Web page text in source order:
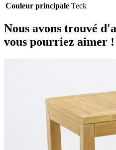
Couleur principale Teck
Nous avons trouvé
vous pourriez aimer !